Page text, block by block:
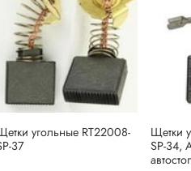
угольные RT22008-
37
Щетки
SP-34,